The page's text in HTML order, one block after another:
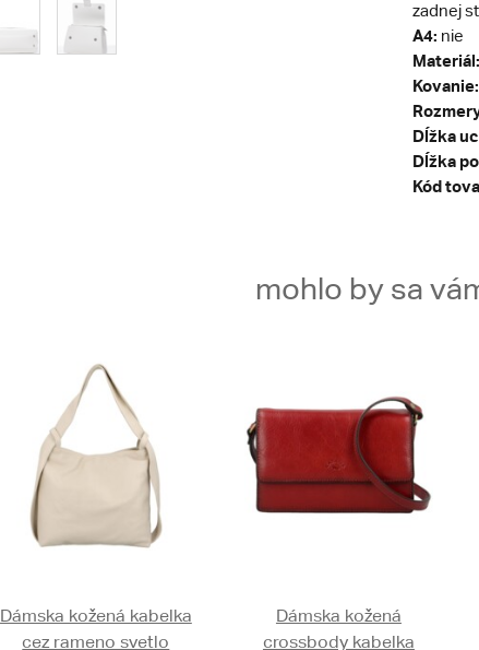
zadnej
A4: nie
Materiál:
Kovanie:
Dĺžka
Dĺžka
Kód
mohlo by sa
Dámska kožená kabelka
cez rameno svetlo
Dámska kožená
crossbody kabelka